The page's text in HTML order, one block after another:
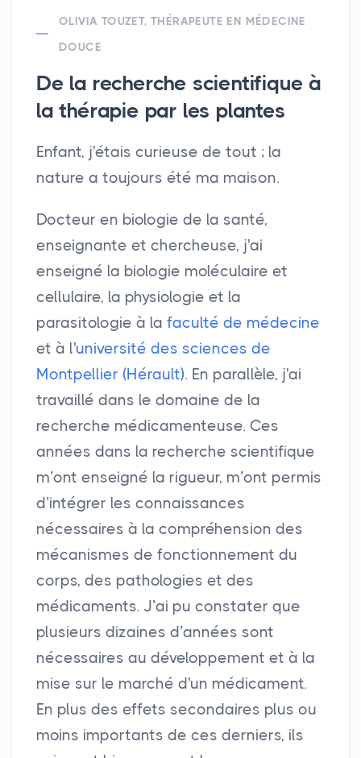
OLIVIA TOUZET, THÉRAPEUTE EN MÉDECINE
DOUCE
De la recherche scientifique à
la thérapie par les plantes
Enfant, j'étais curieuse de tout ; la
nature a toujours été ma maison.
Docteur en biologie de la santé,
enseignante et chercheuse, j'ai
enseigné la biologie moléculaire et
cellulaire, la physiologie et la
parasitologie à la faculté de médecine
et à l'université des sciences de
Montpellier (Hérault). En parallèle, j'ai
travaillé dans le domaine de la
recherche médicamenteuse. Ces
années dans la recherche scientifique
m’ont enseigné la rigueur, m’ont permis
d’intégrer les connaissances
nécessaires à la compréhension des
mécanismes de fonctionnement du
corps, des pathologies et des
médicaments. J’ai pu constater que
plusieurs dizaines d’années sont
nécessaires au développement et à la
mise sur le marché d'un médicament.
En plus des effets secondaires plus ou
moins importants de ces derniers, ils